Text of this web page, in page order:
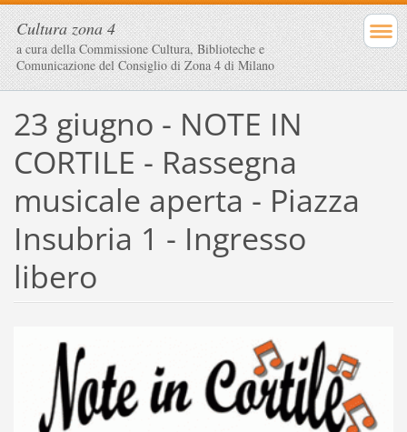
Cultura zona 4
a cura della Commissione Cultura, Biblioteche e
Comunicazione del Consiglio di Zona 4 di Milano
23 giugno - NOTE IN
CORTILE - Rassegna
musicale aperta - Piazza
Insubria 1 - Ingresso
libero